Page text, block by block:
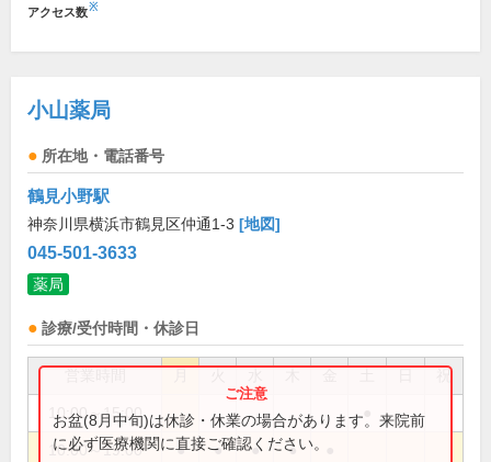
アクセス数※
小山薬局
所在地・電話番号
鶴見小野駅
神奈川県横浜市鶴見区仲通1-3 [地図]
045-501-3633
薬局
診療/受付時間・休診日
祝
10:00～15:00
10:00～19:00 ● ● ● ●
お盆(8月中旬)は休診・休業の場合があります。来院前
に必ず医療機関に直接ご確認ください。